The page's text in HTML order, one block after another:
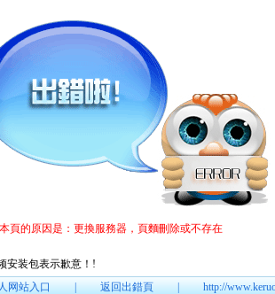
的原因是：更換服務器，頁麵刪除或不存在
装包表示歉意！ !
网站入口|返回出錯頁|http://